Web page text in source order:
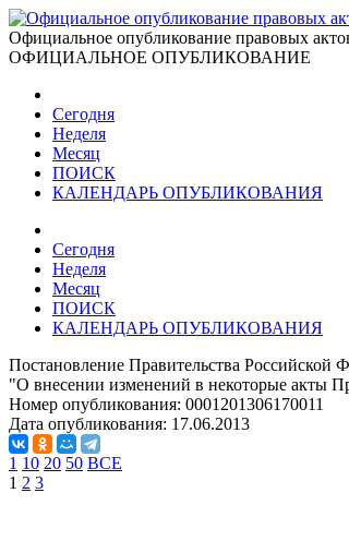
Официальное опубликование правовых
ОФИЦИАЛЬНОЕ ОПУБЛИКОВАНИЕ
Сегодня
Неделя
Месяц
ПОИСК
КАЛЕНДАРЬ ОПУБЛИКОВАНИЯ
Сегодня
Неделя
Месяц
ПОИСК
КАЛЕНДАРЬ ОПУБЛИКОВАНИЯ
Постановление Правительства Российской
"О внесении изменений в некоторые акты
Номер опубликования: 0001201306170011
Дата опубликования: 17.06.2013
1 10 20 50 ВСЕ
1 2 3